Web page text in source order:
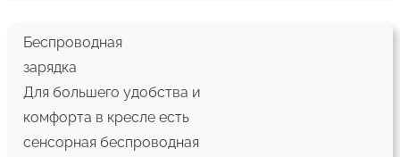
Беспроводная
зарядка
Для большего удобства и
комфорта в кресле есть
сенсорная беспроводная